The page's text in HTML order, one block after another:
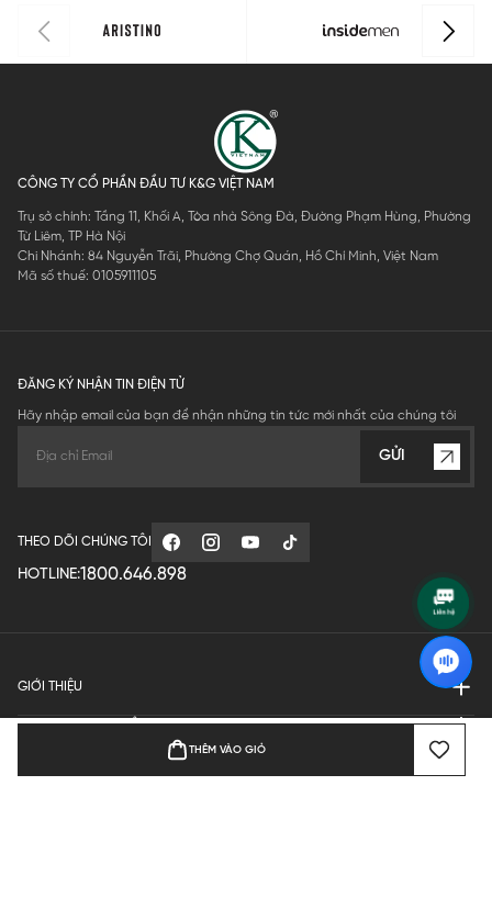
THÊM VÀO GIỎ
CÔNG TY CỔ PHẦN ĐẦU TƯ K&G VIỆT NAM
Trụ sở chính: Tầng 11, Khối A, Tòa nhà Sông Đà, Đường Phạm Hùng, Phường
Từ Liêm, TP Hà Nội
Chi Nhánh: 84 Nguyễn Trãi, Phường Chợ Quán, Hồ Chí Minh, Việt Nam
Mã số thuế: 0105911105
ĐĂNG KÝ NHẬN TIN ĐIỆN TỬ
Hãy nhập email của bạn để nhận những tin tức mới nhất của chúng tôi
GỬI
THEO DÕI CHÚNG TÔI
HOTLINE:1800.646.898
GIỚI THIỆU
QUY ĐỊNH HOẠT ĐỘNG